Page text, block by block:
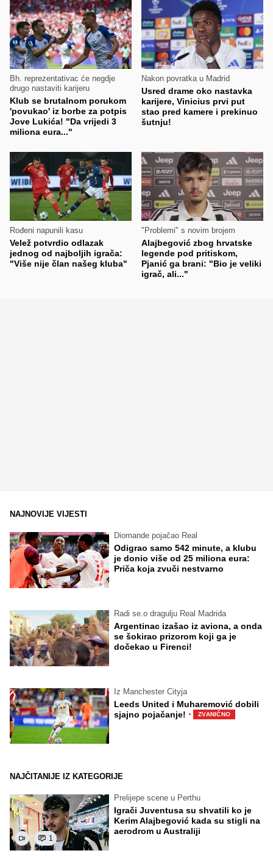
Bh. reprezentativac će negdje
drugo nastaviti karijeru
Klub se brutalnom porukom
'povukao' iz borbe za potpis
Jove Lukića! "Da vrijedi 3
miliona eura..."
Nakon povratka u Madrid
Usred drame oko nastavka
karijere, Vinicius prvi put
stao pred kamere i prekinuo
šutnju!
Rođeni napunili kasu
Velež potvrdio odlazak
jednog od najboljih igrača:
"Više nije član našeg kluba"
"Problemi" s novim brojem
Alajbegović zbog hrvatske
legende pod pritiskom,
Pjanić ga brani: "Bio je veliki
igrač, ali..."
NAJNOVIJE VIJESTI
Diomande pojačao Real
Odigrao samo 542 minute, a klubu
je donio više od 25 miliona eura:
Priča koja zvuči nestvarno
Radi se.o dragulju Real Madrida
Argentinac izašao iz aviona, a onda
se šokirao prizorom koji ga je
dočekao u Firenci!
Iz Manchester Cityja
Leeds United i Muharemović dobili
sjajno pojačanje! · ZVANIČNO
NAJČITANIJE IZ KATEGORIJE
1
Prelijepe scene u Perthu
Igrači Juventusa su shvatili ko je
Kerim Alajbegović kada su stigli na
aerodrom u Australiji